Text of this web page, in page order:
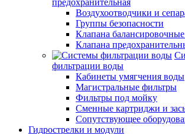
предохранительная
Воздухоотводчики и
Группы безопасности
Клапана
Клапана
фильтрации воды
Кабинеты умягчения воды
Магистральные фильтры
Фильтры под мойку
Сменные картриджи и
Сопутствующее
Гидрострелки и модули